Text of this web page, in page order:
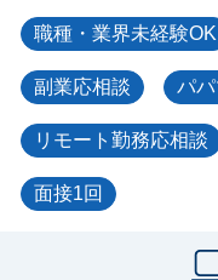
職種・業界未経験OK
副業応相談 パ
リモート勤務応相談
面接1回